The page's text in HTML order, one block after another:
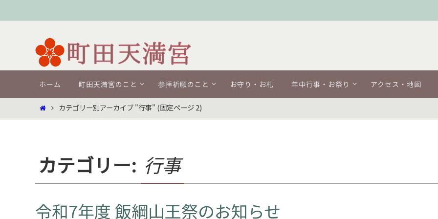
ン
ス
テ
ツ
ホーム 町田天満宮のこと 参拝祈願のこと お守り・お札 年中行事・お祭り アクセス・地図
ホ
ー
カテゴリー別アーカイブ "行事" (固定ページ 2)
カテゴリー: 行事
令和7年度 飯綱山王祭のお知らせ